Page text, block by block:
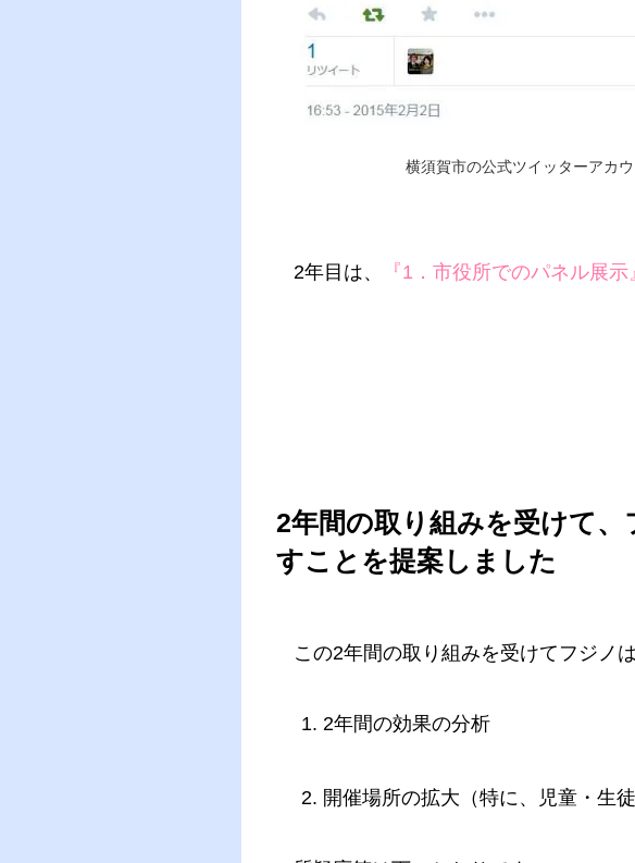
横須賀市の公式ツイッターアカ
2年目は、 『1．市役所でのパネル展
2年間の取り組みを受けて
すことを提案しました
この2年間の取り組みを受けてフジノ
2年間の効果の分析
開催場所の拡大（特に、児童・生